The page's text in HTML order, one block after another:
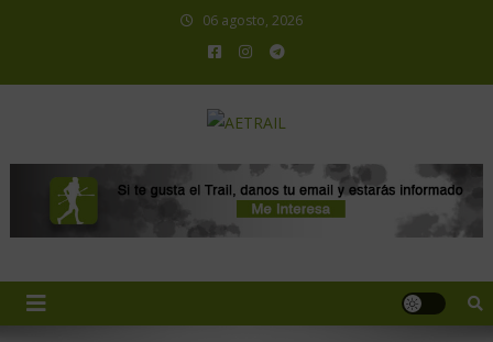
06 agosto, 2026